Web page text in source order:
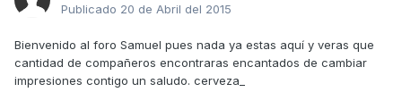
Publicado 20 de Abril del 2015
Bienvenido al foro Samuel pues nada ya estas aquí y veras que
cantidad de compañeros encontraras encantados de cambiar
impresiones contigo un saludo. cerveza_